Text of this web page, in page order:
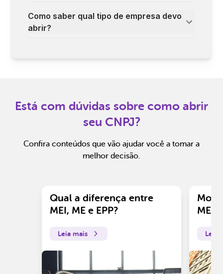
Como saber qual tipo de empresa devo
abrir?
Está com dúvidas sobre como abrir
seu CNPJ?
Confira conteúdos que vão ajudar você a tomar a
melhor decisão.
Qual a diferença entre
MEI, ME e EPP?
Leia mais
ME?
Leia